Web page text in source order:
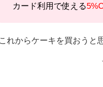
カード利用で使える5%
これからケーキを買おうと